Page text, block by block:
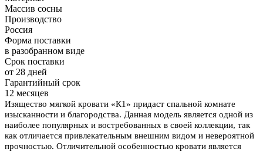
Массив сосны
Производство
Россия
Форма поставки
в разобранном виде
Срок поставки
от 28 дней
Гарантийный срок
12 месяцев
Изящество мягкой кровати «К1» придаст спальной комнате
изысканности и благородства. Данная модель является одной из
наиболее популярных и востребованных в своей коллекции, так
как отличается привлекательным внешним видом и невероятной
прочностью. Отличительной особенностью кровати является